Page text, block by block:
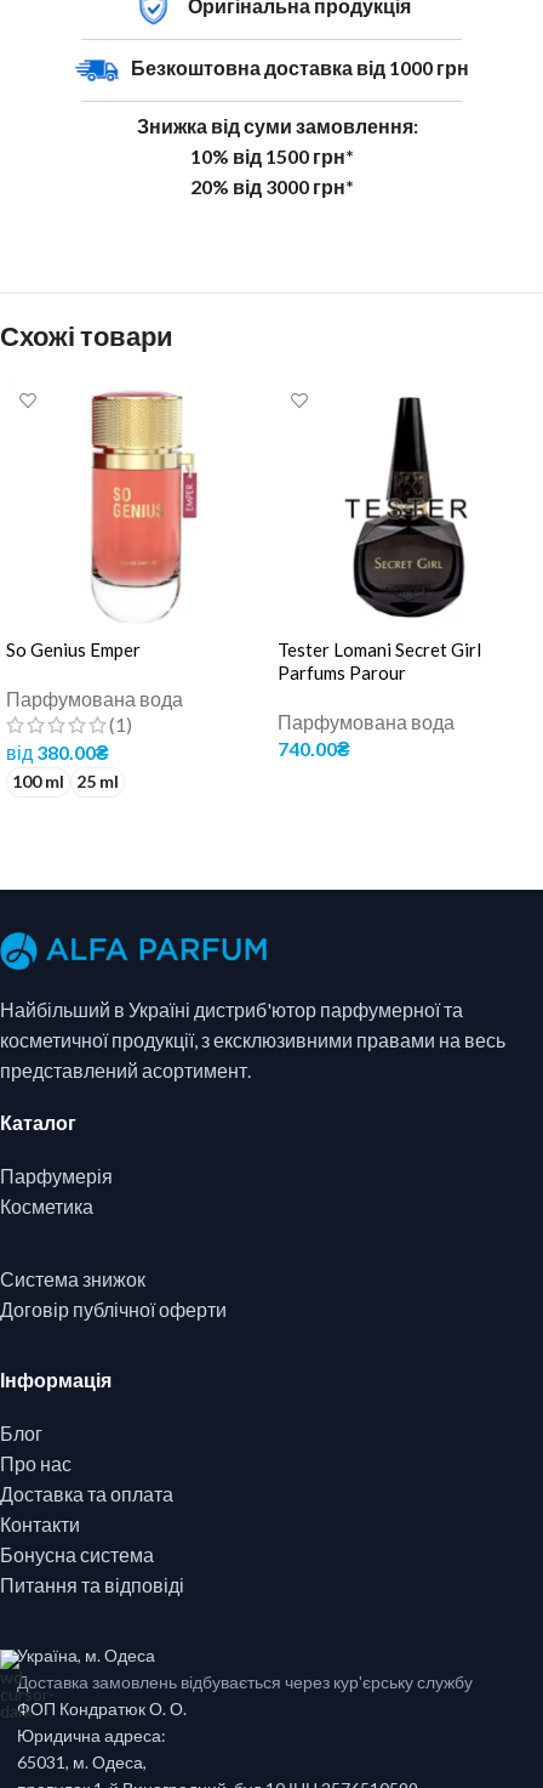
Оригінальна продукція
Безкоштовна доставка від 1000 грн
Знижка від суми замовлення:
10% від 1500 грн*
20% від 3000 грн*
Схожі товари
So Genius Emper
Парфумована вода
(1)
від 380.00₴
100 ml 25 ml
Tester Lomani Secret Girl
Parfums Parour
Парфумована вода
740.00₴
Найбільший в Україні дистриб'ютор парфумерної та
косметичної продукції, з ексклюзивними правами на весь
представлений асортимент.
Каталог
Парфумерія
Косметика
Система знижок
Договір публічної оферти
Інформація
Блог
Про нас
Доставка та оплата
Контакти
Бонусна система
Питання та відповіді
Україна, м. Одеса
Доставка замовлень відбувається через кур'єрську службу
ФОП Кондратюк О. О.
Юридична адреса:
65031, м. Одеса,